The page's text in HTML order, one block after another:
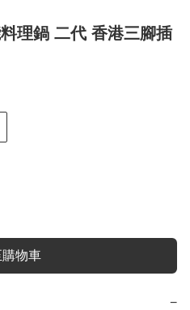
理鍋 二代 香港三腳插
購物車
−